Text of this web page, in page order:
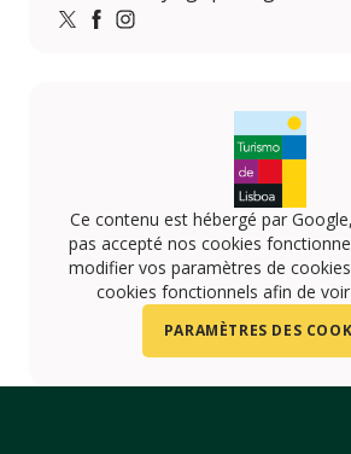
Ce contenu est hébergé par
pas accepté nos cookies
modifier vos paramètres de
cookies fonctionnels afin de
PARAMÈTRES DES